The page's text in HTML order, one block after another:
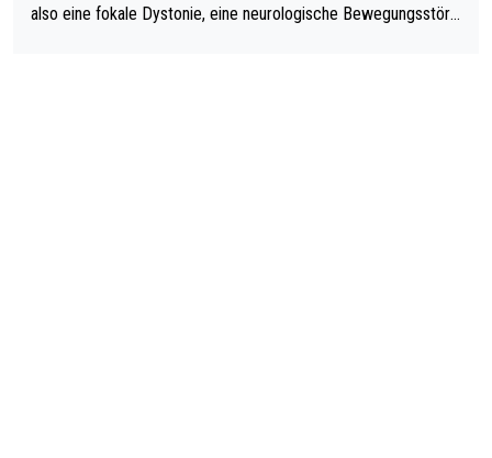
also eine fokale Dystonie, eine neurologische Bewegungsstöru